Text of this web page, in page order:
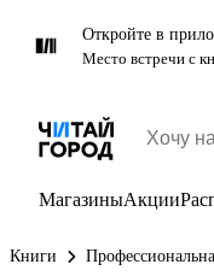
Откройте в
Место встречи с
МагазиныАкции
Книги